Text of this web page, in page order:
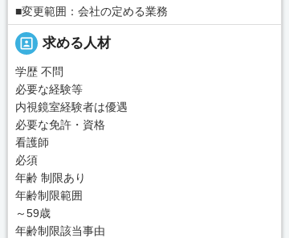
■変更範囲：会社の定める業務
portrait 求める人材
学歴 不問
必要な経験等
内視鏡室経験者は優遇
必要な免許・資格
看護師
必須
年齢 制限あり
年齢制限範囲
～59歳
年齢制限該当事由